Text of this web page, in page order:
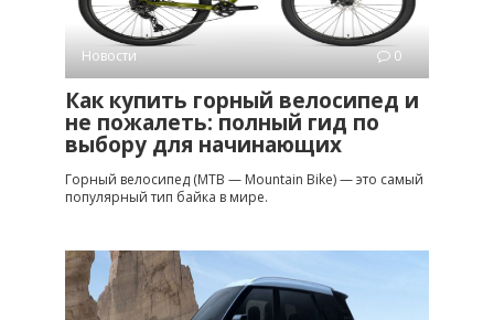
Новости 0
Как купить горный велосипед и
не пожалеть: полный гид по
выбору для начинающих
Горный велосипед (MTB — Mountain Bike) — это самый
популярный тип байка в мире.